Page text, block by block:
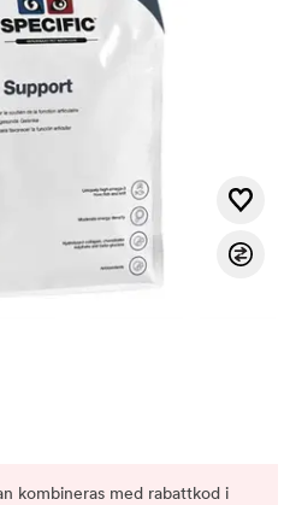
kombineras med rabattkod i